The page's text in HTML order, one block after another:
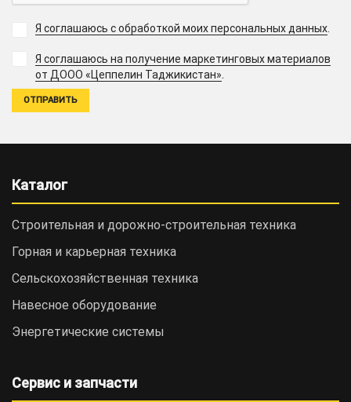
Я соглашаюсь с обработкой моих персональных данных
Я соглашаюсь на получение маркетинговых материалов
от ДООО «Цеппелин Таджикистан».
Каталог
Строительная и дорожно-cтроительная техника
Горная и карьерная техника
Сельскохозяйственная техника
Навесное оборудование
Энергетические системы
Сервис и запчасти